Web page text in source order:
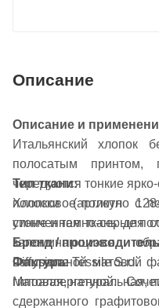
Описание
Описание и
Итальянский хлопок
полосатым
чередуются тонкие
полоски (артикул
утонченная ткань для
запоминающихся
натуральной матовой
гипоаллергенной.
сдержанного
Тип ткани:
Хлопковое полотно с
синие и темно-серые
Фактура:
Матовая, натуральная,
Бренд /
Diffusione Tessile S.r.l.